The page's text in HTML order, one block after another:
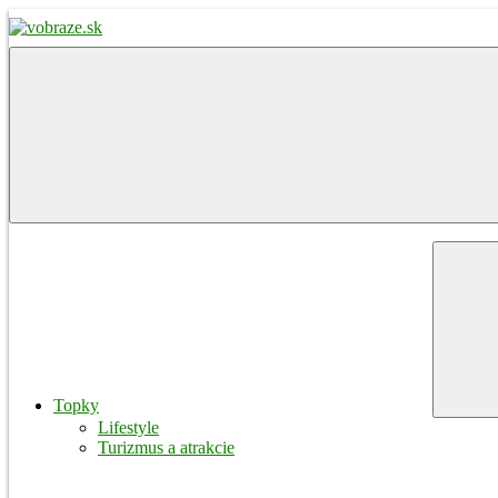
Skip
to
Menu
Topky
Lifestyle
Turizmus a atrakcie